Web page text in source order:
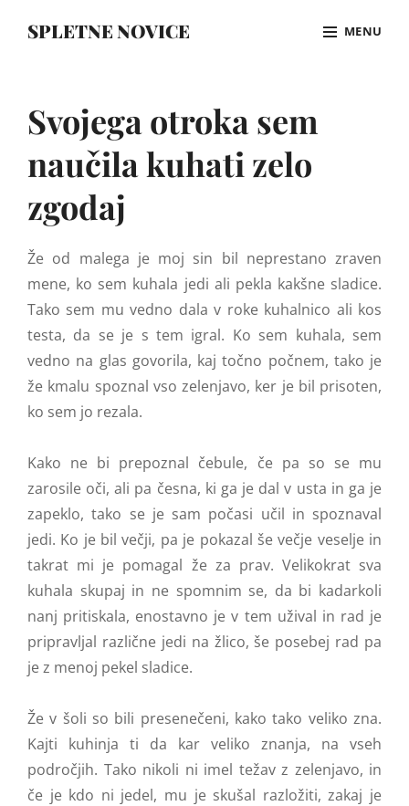
SPLETNE NOVICE MENU
Svojega otroka sem
naučila kuhati zelo
zgodaj
Že od malega je moj sin bil neprestano zraven
mene, ko sem kuhala jedi ali pekla kakšne sladice.
Tako sem mu vedno dala v roke kuhalnico ali kos
testa, da se je s tem igral. Ko sem kuhala, sem
vedno na glas govorila, kaj točno počnem, tako je
že kmalu spoznal vso zelenjavo, ker je bil prisoten,
ko sem jo rezala.
Kako ne bi prepoznal čebule, če pa so se mu
zarosile oči, ali pa česna, ki ga je dal v usta in ga je
zapeklo, tako se je sam počasi učil in spoznaval
jedi. Ko je bil večji, pa je pokazal še večje veselje in
takrat mi je pomagal že za prav. Velikokrat sva
kuhala skupaj in ne spomnim se, da bi kadarkoli
nanj pritiskala, enostavno je v tem užival in rad je
pripravljal različne jedi na žlico, še posebej rad pa
je z menoj pekel sladice.
Že v šoli so bili presenečeni, kako tako veliko zna.
Kajti kuhinja ti da kar veliko znanja, na vseh
področjih. Tako nikoli ni imel težav z zelenjavo, in
če je kdo ni jedel, mu je skušal razložiti, zakaj je